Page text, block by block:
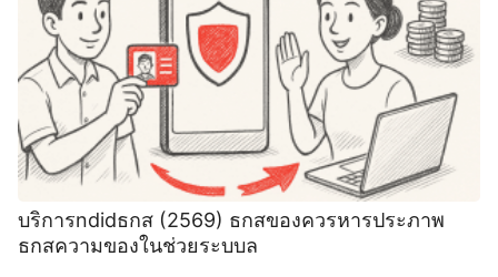
บริการndidธกส (2569) ธกสของควรหารประภาพ
ธกสความของในช่วยระบบล